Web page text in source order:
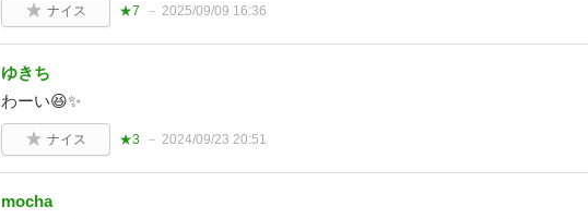
ナイス ★7 2025/09/09 16:36
ゆきち
わーい😆✨
ナイス ★3 2024/09/23 20:51
mocha